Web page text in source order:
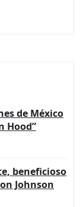
de México
Hood”
beneficioso
Johnson